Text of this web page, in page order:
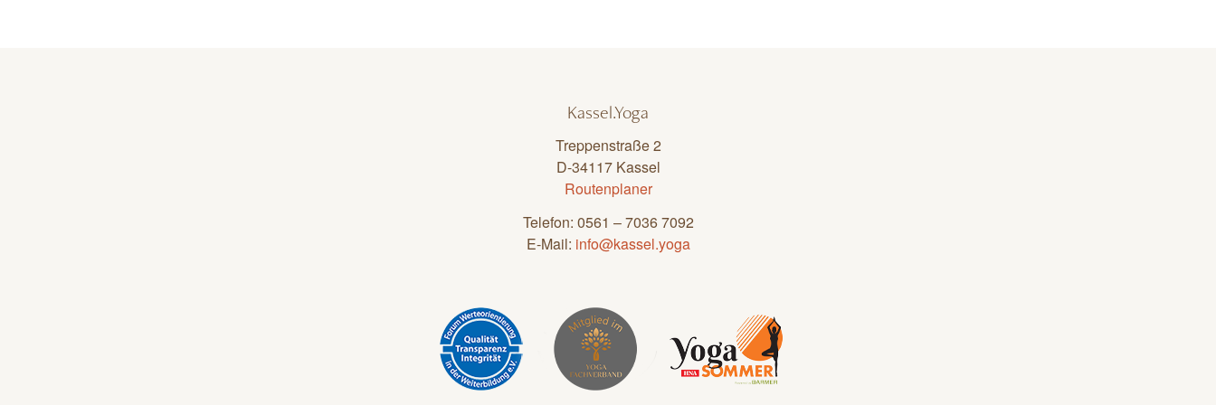
Kassel.Yoga
Treppenstraße 2
D-34117 Kassel
Routenplaner
Telefon: 0561 – 7036 7092
E-Mail: info@kassel.yoga